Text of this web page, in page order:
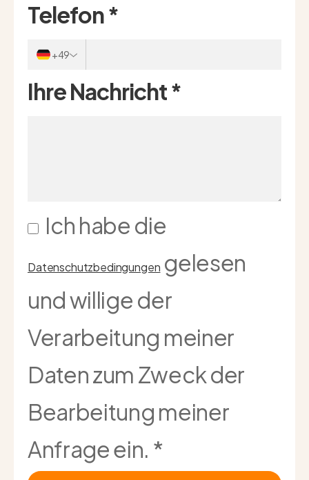
Telefon*
+49
Ihre Nachricht*
Ich habe die
Datenschutzbedingungen gelesen
und willige der
Verarbeitung meiner
Daten zum Zweck der
Bearbeitung meiner
Anfrage ein. *